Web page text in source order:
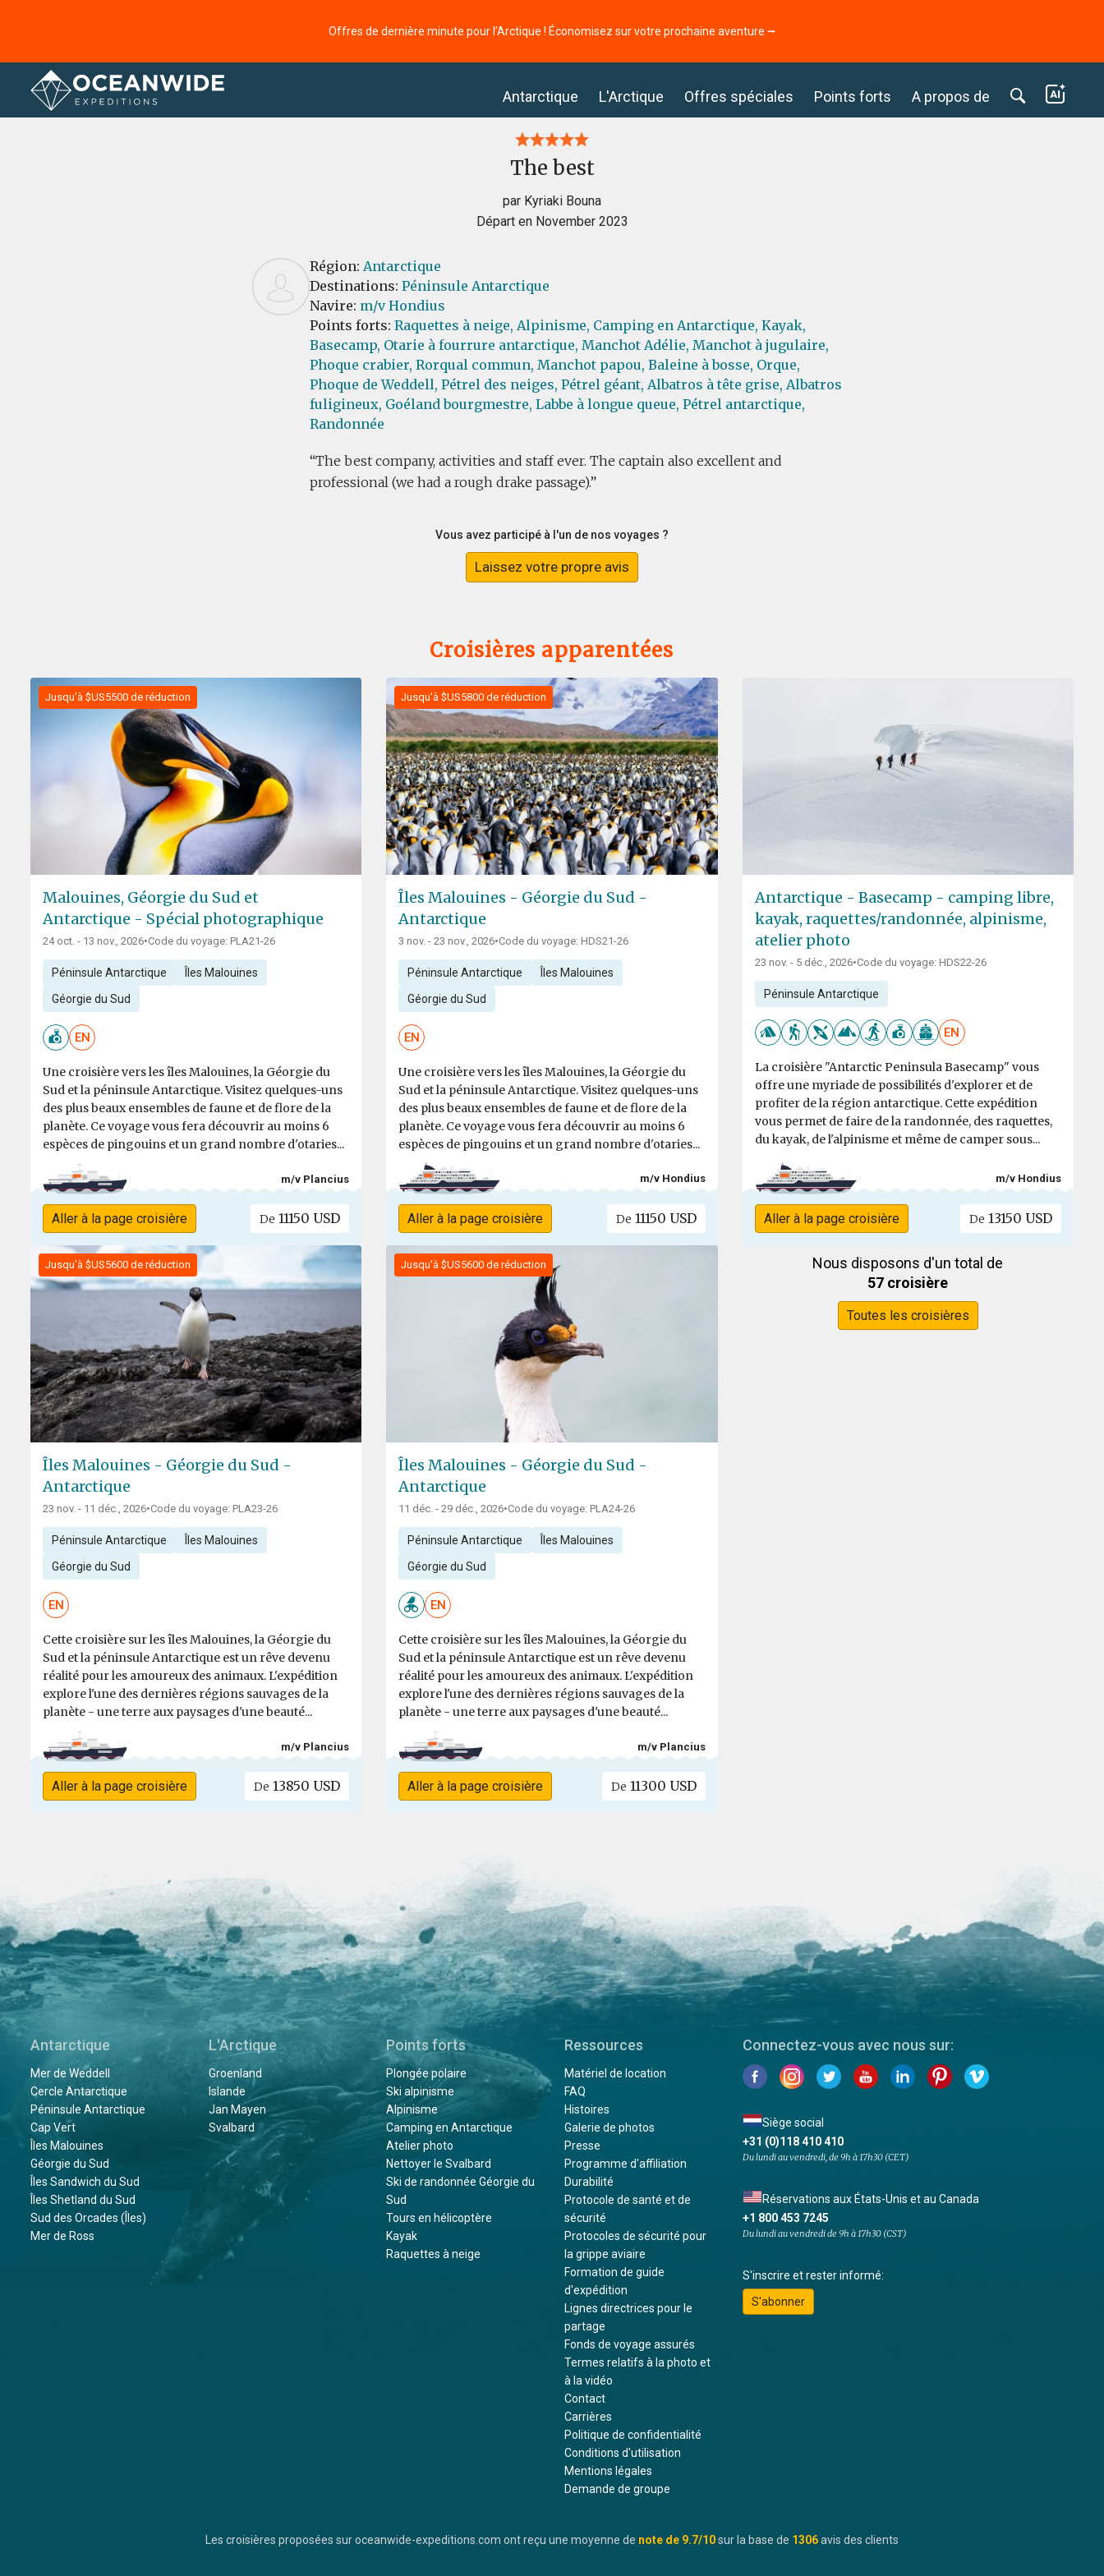
Offres de dernière minute pour l’Arctique ! Économisez sur votre prochaine aventure ⭢
Antarctique L'Arctique Offres spéciales Points forts A propos de
Accueil Commentaires
The best
par Kyriaki Bouna
Départ en November 2023
Région: Antarctique
Destinations: Péninsule Antarctique
Navire: m/v Hondius
Points forts: Raquettes à neige, Alpinisme, Camping en Antarctique, Kayak,
Basecamp, Otarie à fourrure antarctique, Manchot Adélie, Manchot à jugulaire,
Phoque crabier, Rorqual commun, Manchot papou, Baleine à bosse, Orque,
Phoque de Weddell, Pétrel des neiges, Pétrel géant, Albatros à tête grise, Albatros
fuligineux, Goéland bourgmestre, Labbe à longue queue, Pétrel antarctique,
Randonnée
The best company, activities and staff ever. The captain also excellent and
professional (we had a rough drake passage).
Vous avez participé à l'un de nos voyages ?
Laissez votre propre avis
Croisières apparentées
Jusqu'à $US5500 de réduction
Malouines, Géorgie du Sud et
Antarctique - Spécial photographique
24 oct. - 13 nov., 2026•Code du voyage: PLA21-26
Péninsule Antarctique Îles Malouines
Géorgie du Sud
EN
Une croisière vers les îles Malouines, la Géorgie du
Sud et la péninsule Antarctique. Visitez quelques-uns
des plus beaux ensembles de faune et de flore de la
planète. Ce voyage vous fera découvrir au moins 6
espèces de pingouins et un grand nombre d'otaries...
m/v Plancius
Aller à la page croisière De 11150 USD
Jusqu'à $US5800 de réduction
Îles Malouines - Géorgie du Sud -
Antarctique
3 nov. - 23 nov., 2026•Code du voyage: HDS21-26
Péninsule Antarctique Îles Malouines
Géorgie du Sud
EN
Une croisière vers les îles Malouines, la Géorgie du
Sud et la péninsule Antarctique. Visitez quelques-uns
des plus beaux ensembles de faune et de flore de la
planète. Ce voyage vous fera découvrir au moins 6
espèces de pingouins et un grand nombre d'otaries...
m/v Hondius
Aller à la page croisière De 11150 USD
Antarctique - Basecamp - camping libre,
kayak, raquettes/randonnée, alpinisme,
atelier photo
23 nov. - 5 déc., 2026•Code du voyage: HDS22-26
Péninsule Antarctique
EN
La croisière "Antarctic Peninsula Basecamp" vous
offre une myriade de possibilités d'explorer et de
profiter de la région antarctique. Cette expédition
vous permet de faire de la randonnée, des raquettes,
du kayak, de l'alpinisme et même de camper sous...
m/v Hondius
Aller à la page croisière De 13150 USD
Jusqu'à $US5600 de réduction
Îles Malouines - Géorgie du Sud -
Antarctique
23 nov. - 11 déc., 2026•Code du voyage: PLA23-26
Péninsule Antarctique Îles Malouines
Géorgie du Sud
EN
Cette croisière sur les îles Malouines, la Géorgie du
Sud et la péninsule Antarctique est un rêve devenu
réalité pour les amoureux des animaux. L'expédition
explore l'une des dernières régions sauvages de la
planète - une terre aux paysages d'une beauté...
m/v Plancius
Aller à la page croisière De 13850 USD
Jusqu'à $US5600 de réduction
Îles Malouines - Géorgie du Sud -
Antarctique
11 déc. - 29 déc., 2026•Code du voyage: PLA24-26
Péninsule Antarctique Îles Malouines
Géorgie du Sud
EN
Cette croisière sur les îles Malouines, la Géorgie du
Sud et la péninsule Antarctique est un rêve devenu
réalité pour les amoureux des animaux. L'expédition
explore l'une des dernières régions sauvages de la
planète - une terre aux paysages d'une beauté...
m/v Plancius
Aller à la page croisière De 11300 USD
Nous disposons d'un total de
57 croisière
Toutes les croisières
Antarctique
Mer de Weddell
Cercle Antarctique
Péninsule Antarctique
Cap Vert
Îles Malouines
Géorgie du Sud
Îles Sandwich du Sud
Îles Shetland du Sud
Sud des Orcades (Îles)
Mer de Ross
L'Arctique
Groenland
Islande
Jan Mayen
Svalbard
Points forts
Plongée polaire
Ski alpinisme
Alpinisme
Camping en Antarctique
Atelier photo
Nettoyer le Svalbard
Ski de randonnée Géorgie du
Sud
Tours en hélicoptère
Kayak
Raquettes à neige
Ressources
Matériel de location
FAQ
Histoires
Galerie de photos
Presse
Programme d'affiliation
Durabilité
Protocole de santé et de
sécurité
Protocoles de sécurité pour
la grippe aviaire
Formation de guide
d'expédition
Lignes directrices pour le
partage
Fonds de voyage assurés
Termes relatifs à la photo et
à la vidéo
Contact
Carrières
Politique de confidentialité
Conditions d'utilisation
Mentions légales
Demande de groupe
Connectez-vous avec nous sur:
Siège social
+31 (0)118 410 410
Du lundi au vendredi, de 9h à 17h30 (CET)
Réservations aux États-Unis et au Canada
+1 800 453 7245
Du lundi au vendredi de 9h à 17h30 (CST)
S'inscrire et rester informé:
S'abonner
Les croisières proposées sur oceanwide-expeditions.com ont reçu une moyenne de note de 9.7/10sur la base de 1306avis des clients